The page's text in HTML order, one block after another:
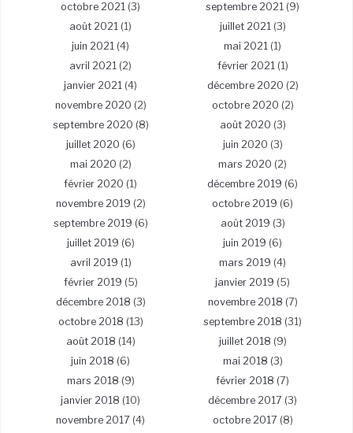
octobre 2021 (3) septembre 2021 (9)
août 2021 (1) juillet 2021(3)
juin 2021 (4) mai 2021 (1)
avril 2021 (2) février 2021(1)
janvier 2021 (4) décembre 2020 (2)
novembre 2020 (2) octobre 2020 (2)
septembre 2020 (8) août 2020 (3)
juillet 2020 (6) juin 2020 (3)
mai 2020 (2) mars 2020 (2)
février 2020 (1) décembre 2019 (6)
novembre 2019 (2) octobre 2019 (6)
septembre 2019 (6) août 2019 (3)
juillet 2019 (6) juin 2019 (6)
avril 2019 (1) mars 2019 (4)
février 2019 (5) janvier 2019 (5)
décembre 2018 (3) novembre 2018 (7)
octobre 2018 (13) septembre 2018 (31)
août 2018 (14) juillet 2018 (9)
juin 2018 (6) mai 2018 (3)
mars 2018 (9) février 2018 (7)
janvier 2018 (10) décembre 2017 (3)
novembre 2017 (4) octobre 2017 (8)